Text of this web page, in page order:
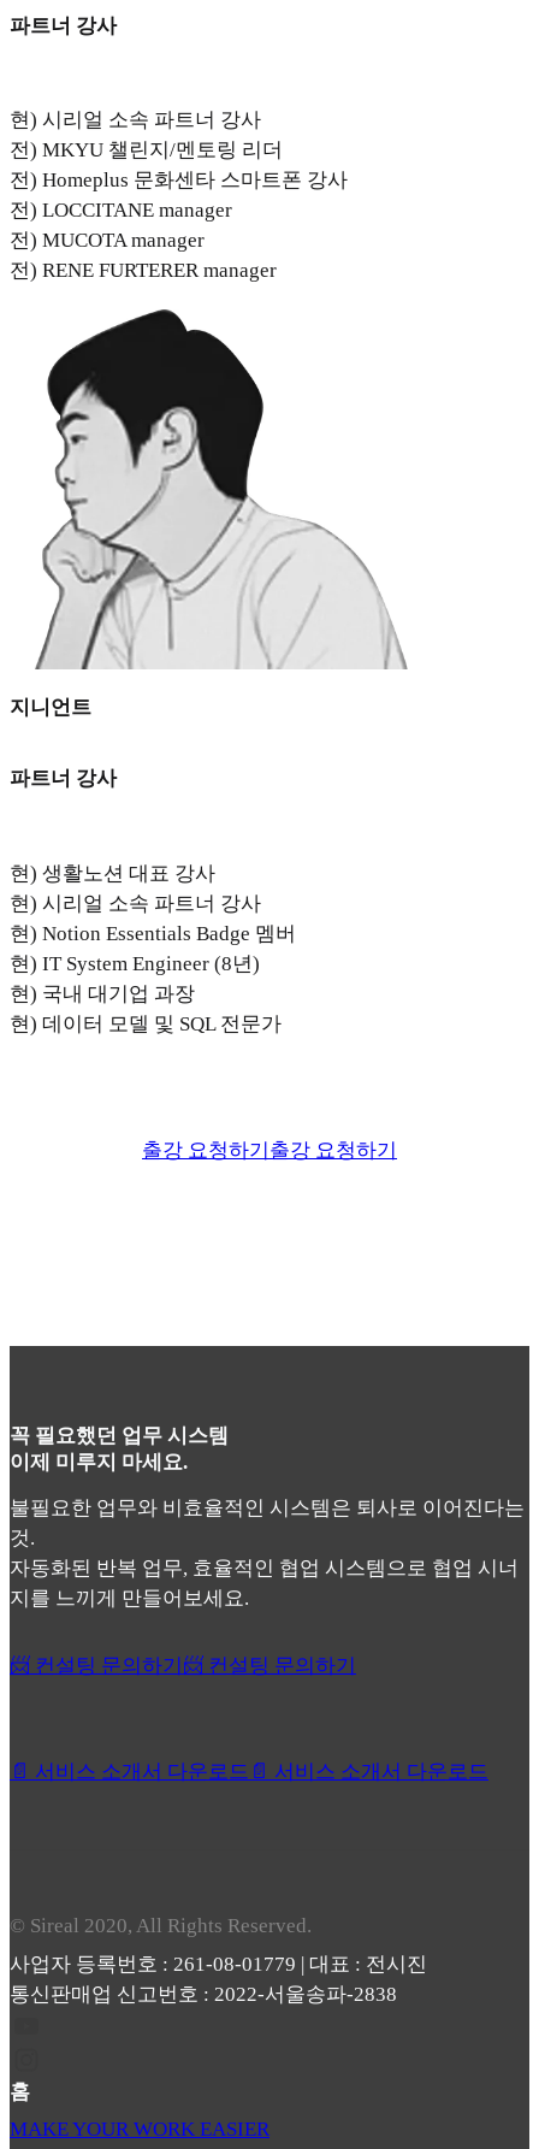
파트너 강사
현) 시리얼 소속 파트너 강사
전) MKYU 챌린지/멘토링 리더
전) Homeplus 문화센타 스마트폰 강사
전) LOCCITANE manager
전) MUCOTA manager
전) RENE FURTERER manager
지니언트
파트너 강사
현) 생활노션 대표 강사
현) 시리얼 소속 파트너 강사
현) Notion Essentials Badge 멤버
현) IT System Engineer (8년)
현) 국내 대기업 과장
현) 데이터 모델 및 SQL 전문가
출강 요청하기 출강 요청하기
꼭 필요했던 업무 시스템
이제 미루지 마세요.
불필요한 업무와 비효율적인 시스템은 퇴사로 이어진다는
것.
자동화된 반복 업무, 효율적인 협업 시스템으로 협업 시너
지를 느끼게 만들어보세요.
📨 컨설팅 문의하기 📨 컨설팅 문의하기
📄 서비스 소개서 다운로드 📄 서비스 소개서 다운로드
© Sireal 2020, All Rights Reserved.
사업자 등록번호 : 261-08-01779 | 대표 : 전시진
통신판매업 신고번호 : 2022-서울송파-2838
홈
MAKE YOUR WORK EASIER